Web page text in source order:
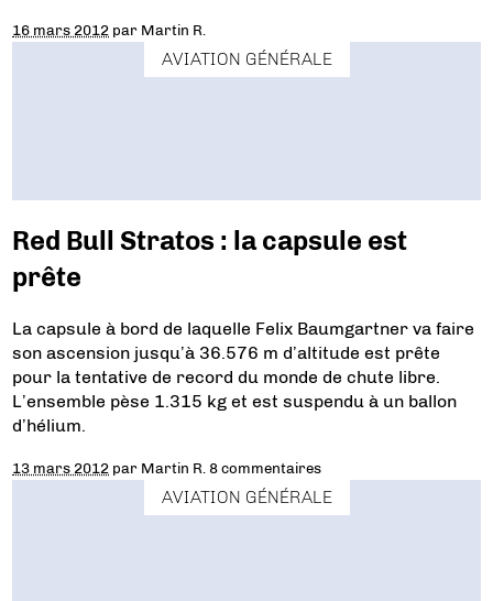
16 mars 2012 par Martin R.
AVIATION GÉNÉRALE
Red Bull Stratos : la capsule est
prête
La capsule à bord de laquelle Felix Baumgartner va faire
son ascension jusqu’à 36.576 m d’altitude est prête
pour la tentative de record du monde de chute libre.
L’ensemble pèse 1.315 kg et est suspendu à un ballon
d’hélium.
13 mars 2012 par Martin R. 8 commentaires
AVIATION GÉNÉRALE